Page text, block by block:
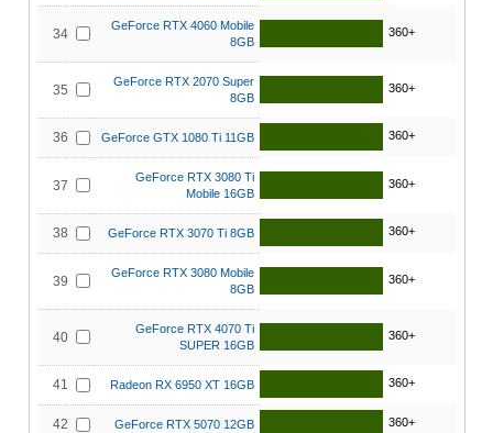
34
GeForce RTX 4060 Mobile
8GB
360+
35
GeForce RTX 2070 Super
8GB
360+
36 GeForce GTX 1080 Ti 11GB 360+
37
GeForce RTX 3080 Ti
Mobile 16GB
360+
38 GeForce RTX 3070 Ti 8GB 360+
39
GeForce RTX 3080 Mobile
8GB
360+
40
GeForce RTX 4070 Ti
SUPER 16GB
360+
41 Radeon RX 6950 XT 16GB 360+
42 GeForce RTX 5070 12GB 360+